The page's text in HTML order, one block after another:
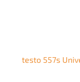
testo 557s